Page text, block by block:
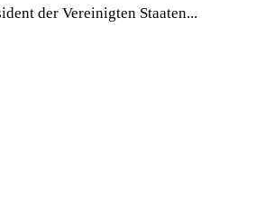
der Vereinigten Staaten...